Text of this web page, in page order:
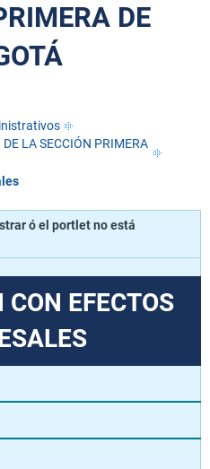
DE
LA SECCIÓN PRIMERA
ó el portlet no está
EFECTOS